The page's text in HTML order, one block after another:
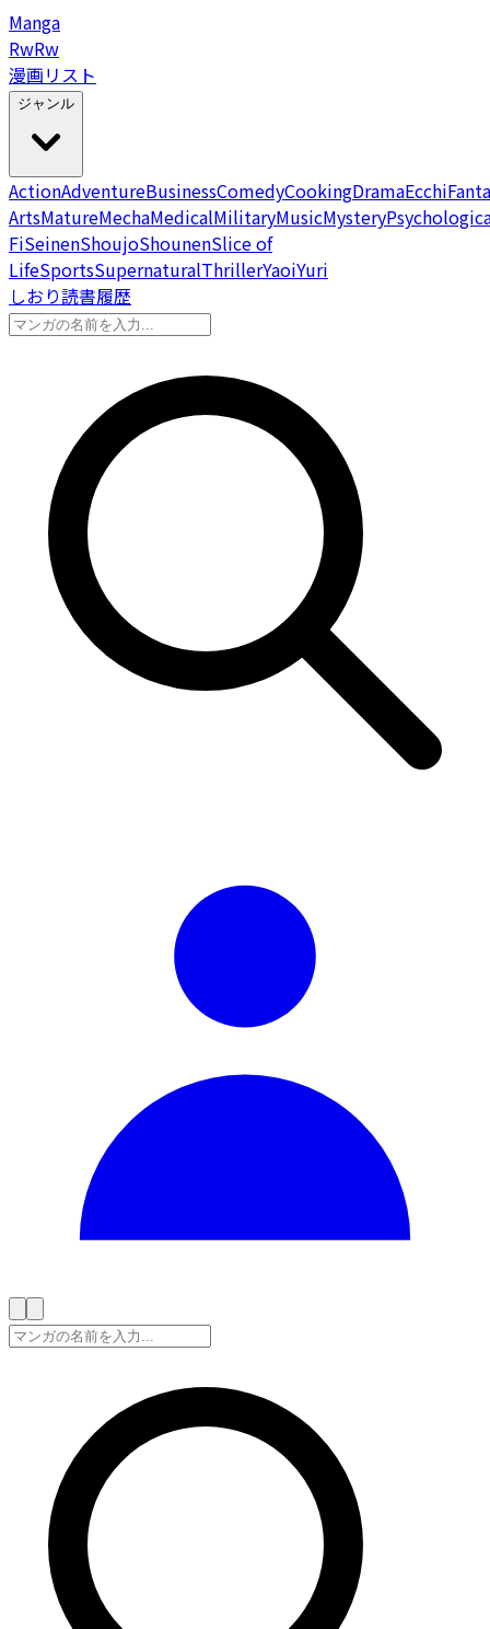
Manga
RwRw
漫画リスト
ジャンル
ActionAdventureBusinessComedyCookingDramaEcchi
ArtsMatureMechaMedicalMilitaryMusicMystery
FiSeinenShoujoShounenSlice of
LifeSportsSupernaturalThrillerYaoiYuri
しおり読書履歴